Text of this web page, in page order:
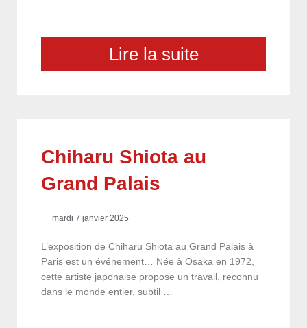
Lire la suite
Chiharu Shiota au
Grand Palais
mardi 7 janvier 2025
L’exposition de Chiharu Shiota au Grand Palais à
Paris est un événement… Née à Osaka en 1972,
cette artiste japonaise propose un travail, reconnu
dans le monde entier, subtil …